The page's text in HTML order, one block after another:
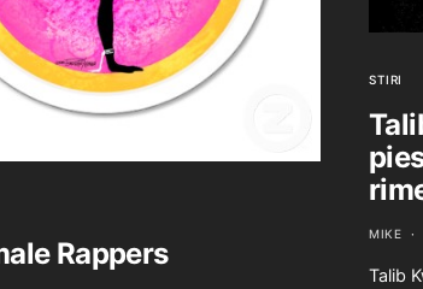
Rappers
STIRI
MIKE
Talib